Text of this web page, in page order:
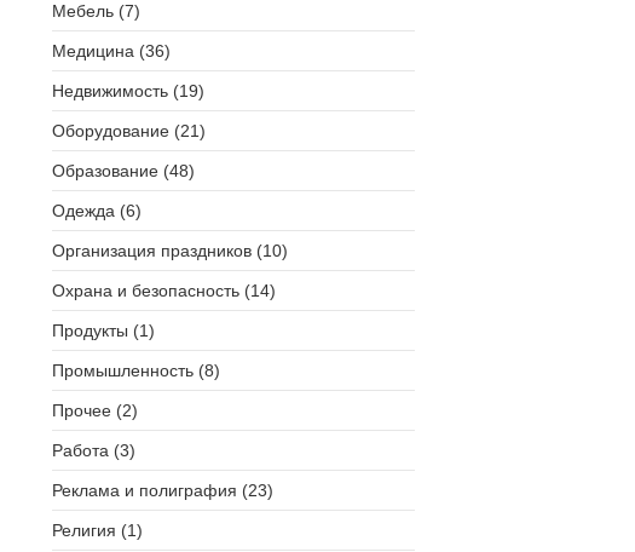
Мебель (7)
Медицина (36)
Недвижимость (19)
Оборудование (21)
Образование (48)
Одежда (6)
Организация праздников (10)
Охрана и безопасность (14)
Продукты (1)
Промышленность (8)
Прочее (2)
Работа (3)
Реклама и полиграфия (23)
Религия (1)